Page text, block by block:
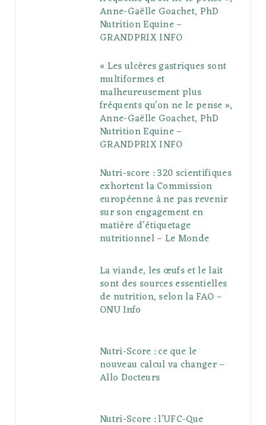
s
Anne-Gaëlle Goachet, PhD
Nutrition Equine –
GRANDPRIX INFO
« Les ulcères gastriques sont
multiformes et
malheureusement plus
fréquents qu’on ne le pense »,
Anne-Gaëlle Goachet, PhD
Nutrition Equine –
GRANDPRIX INFO
Nutri-score : 320 scientifiques
exhortent la Commission
européenne à ne pas revenir
sur son engagement en
matière d’étiquetage
nutritionnel – Le Monde
La viande, les œufs et le lait
sont des sources essentielles
de nutrition, selon la FAO –
ONU Info
Nutri-Score : ce que le
nouveau calcul va changer –
Allo Docteurs
Nutri-Score : l’UFC-Que